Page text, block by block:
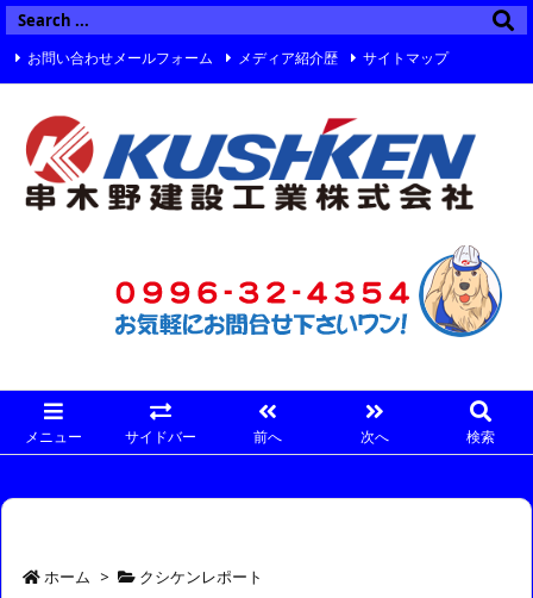
メニュー サイドバー 前へ 次へ 検索
お問い合わせメールフォーム メディア紹介歴 サイトマップ
ホーム > クシケンレポート